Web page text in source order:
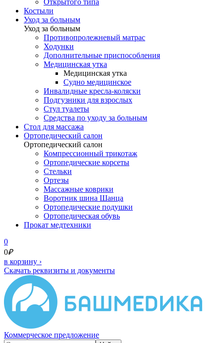
Открытого типа
Костыли
Уход за больным
Уход за больным
Противопролежневый матрас
Ходунки
Дополнительные приспособления
Медицинская утка
Медицинская утка
Судно медицинское
Инвалидные кресла-коляски
Подгузники для взрослых
Стул туалеты
Средства по уходу за больным
Cтол для массажа
Ортопедический салон
Ортопедический салон
Компрессионный трикотаж
Ортопедические корсеты
Стельки
Ортезы
Массажные коврики
Воротник шина Шанца
Ортопедические подушки
Ортопедическая обувь
Прокат медтехники
0
0₽
в корзину ›
Скачать реквизиты и документы
Коммерческое предложение